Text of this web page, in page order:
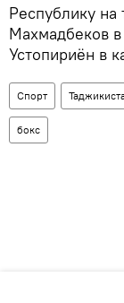
Республику на
Махмадбеков
Устопириён в
Спорт
бокс